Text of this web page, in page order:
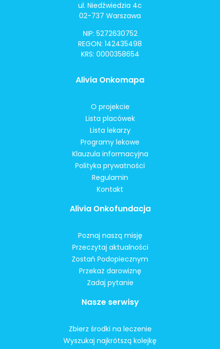
ul. Niedźwiedzia 4c
02-737 Warszawa
NIP: 5272630752
REGON: 142435498
KRS: 0000358654
Alivia Onkomapa
O projekcie
Lista placówek
Lista lekarzy
Programy lekowe
Klauzula informacyjna
Polityka prywatności
Regulamin
Kontakt
Alivia Onkofundacja
Poznaj naszą misję
Przeczytaj aktualności
Zostań Podopiecznym
Przekaż darowiznę
Zadaj pytanie
Nasze serwisy
Zbierz środki na leczenie
Wyszukaj najkrótszą kolejkę